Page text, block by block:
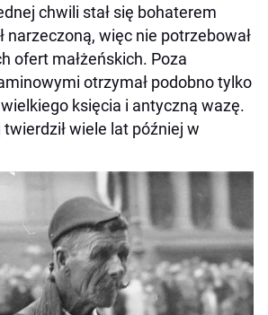
chwili stał się bohaterem
narzeczoną, więc nie potrzebował
ofert małżeńskich. Poza
otrzymał podobno tylko
księcia i antyczną wazę.
wiele lat później w